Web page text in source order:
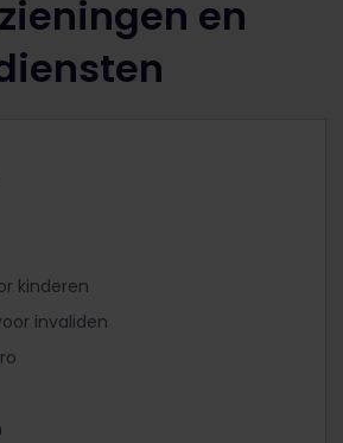
en
kinderen
invaliden